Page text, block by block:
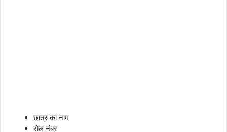
छात्र का नाम
रोल नंबर